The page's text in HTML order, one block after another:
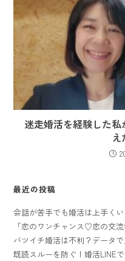
迷走婚活を経験した
え
最近の投稿
会話が苦手でも婚活は上手くい
「恋のワンチャンス♡恋の交
バツイチ婚活は不利？データ
既読スルーを防ぐ！婚活LINE